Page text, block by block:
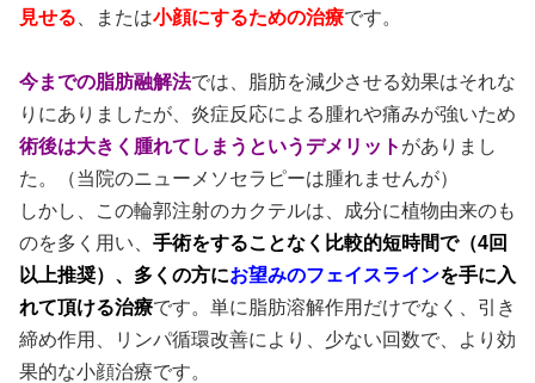
見せる 、または小顔にするための治療です。
今までの脂肪融解法では、脂肪を減少させる効果はそれな
りにありましたが、炎症反応による腫れや痛みが強いため
術後は大きく腫れてしまうというデメリット がありまし
た。（当院のニューメソセラピーは腫れませんが）
しかし、この輪郭注射のカクテルは、成分に植物由来のも
のを多く用い、 手術をすることなく比較的短時間で（4回
以上推奨）、多くの方にお望みのフェイスラインを手に入
れて頂ける治療です。単に脂肪溶解作用だけでなく、引き
締め作用、リンパ循環改善により、少ない回数で、より効
果的な小顔治療です。